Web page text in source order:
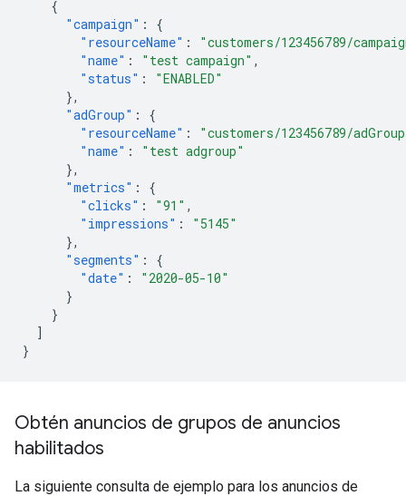
{
"campaign" :
{
"resourceName" :
"customers/123456789/
"name" : "test campaign" ,
"status" :
"ENABLED"
},
"adGroup" :
{
"resourceName" :
"customers/123456789/
"name" :
"test adgroup"
},
"metrics" :
{
"clicks" : "91" ,
"impressions" :
"5145"
},
"segments" :
{
"date" :
"2020-05-10"
}
}
]
}
Obtén anuncios de grupos de anuncios
habilitados
La siguiente consulta de ejemplo para los anuncios de